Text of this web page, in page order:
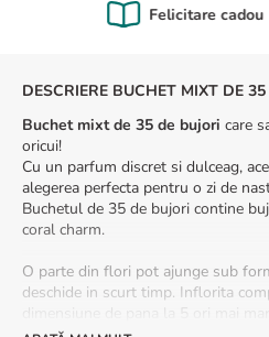
Calitate
DESCRIERE BUCHET MIXT DE
Buchet mixt de 35 de bujori care
oricui!
Cu un parfum discret si dulceag,
alegerea perfecta pentru o zi de
Buchetul de 35 de bujori contine
coral charm.
O parte din flori pot ajunge sub
deschide in scurt timp. Inflorita
dimensiune de pana la 5 ori mai